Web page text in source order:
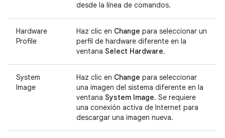
desde la línea de comandos.
Hardware
Profile
Haz clic en Change para seleccionar un
perfil de hardware diferente en la
ventana Select Hardware.
System
Image
Haz clic en Change para seleccionar
una imagen del sistema diferente en la
ventana System Image. Se requiere
una conexión activa de Internet para
descargar una imagen nueva.